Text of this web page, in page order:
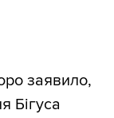
заявило,
Бігуса